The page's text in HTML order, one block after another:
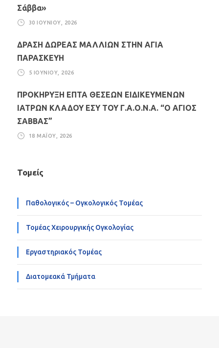
Σάββα»
30 ΙΟΥΝΊΟΥ, 2026
ΔΡΑΣΗ ΔΩΡΕΑΣ ΜΑΛΛΙΩΝ ΣΤΗΝ ΑΓΙΑ
ΠΑΡΑΣΚΕΥΗ
5 ΙΟΥΝΊΟΥ, 2026
ΠΡΟΚΗΡΥΞΗ ΕΠΤΑ ΘΕΣΕΩΝ ΕΙΔΙΚΕΥΜΕΝΩΝ
ΙΑΤΡΩΝ ΚΛΑΔΟΥ ΕΣΥ ΤΟΥ Γ.Α.Ο.Ν.Α. “Ο ΑΓΙΟΣ
ΣΑΒΒΑΣ”
18 ΜΑΪ́ΟΥ, 2026
Τομείς
Παθολογικός – Ογκολογικός Τομέας
Τομέας Χειρουργικής Ογκολογίας
Εργαστηριακός Τομέας
Διατομεακά Τμήματα